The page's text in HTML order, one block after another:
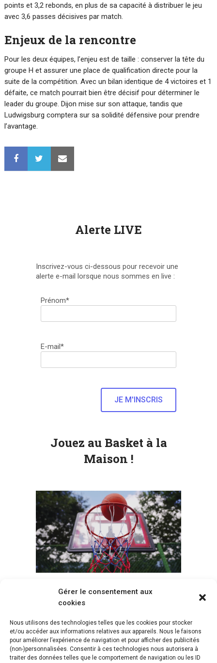
Gérer le consentement aux
cookies
Nous utilisons des technologies telles que les cookies pour stocker
et/ou accéder aux informations relatives aux appareils. Nous le faisons
pour améliorer l’expérience de navigation et pour afficher des publicités
(non-)personnalisées. Consentir à ces technologies nous autorisera à
traiter des données telles que le comportement de navigation ou les ID
points et 3,2 rebonds, en plus de sa capacité à distribuer le jeu
avec 3,6 passes décisives par match.
Enjeux de la rencontre
Pour les deux équipes, l’enjeu est de taille : conserver la tête du
groupe H et assurer une place de qualification directe pour la
suite de la compétition. Avec un bilan identique de 4 victoires et 1
défaite, ce match pourrait bien être décisif pour déterminer le
leader du groupe. Dijon mise sur son attaque, tandis que
Ludwigsburg comptera sur sa solidité défensive pour prendre
l’avantage.
Alerte LIVE
Inscrivez-vous ci-dessous pour recevoir une
alerte e-mail lorsque nous sommes en live :
Prénom*
E-mail*
Jouez au Basket à la
Maison !
Voir tous les paniers